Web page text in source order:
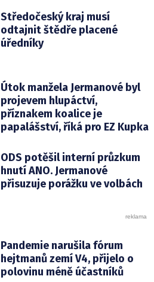
Středočeský kraj musí
odtajnit štědře placené
úředníky
Útok manžela Jermanové byl
projevem hlupáctví,
příznakem koalice je
papalášství, říká pro EZ Kupka
ODS potěšil interní průzkum
hnutí ANO. Jermanové
přisuzuje porážku ve volbách
Pandemie narušila fórum
hejtmanů zemí V4, přijelo o
polovinu méně účastníků